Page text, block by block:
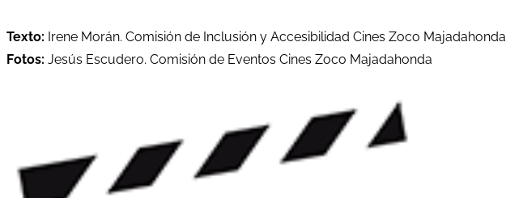
Texto: Irene Morán. Comisión de Inclusión y Accesibilidad Cines Zoco Majadahonda
Fotos: Jesús Escudero. Comisión de Eventos Cines Zoco Majadahonda